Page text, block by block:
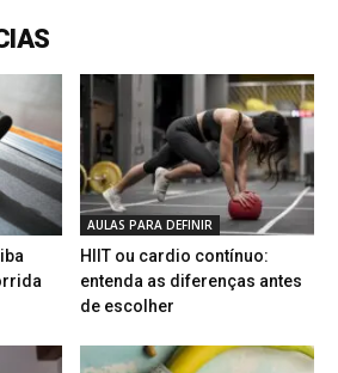
AULAS PARA DEFINIR
HIIT ou cardio contínuo:
entenda as diferenças antes
de escolher